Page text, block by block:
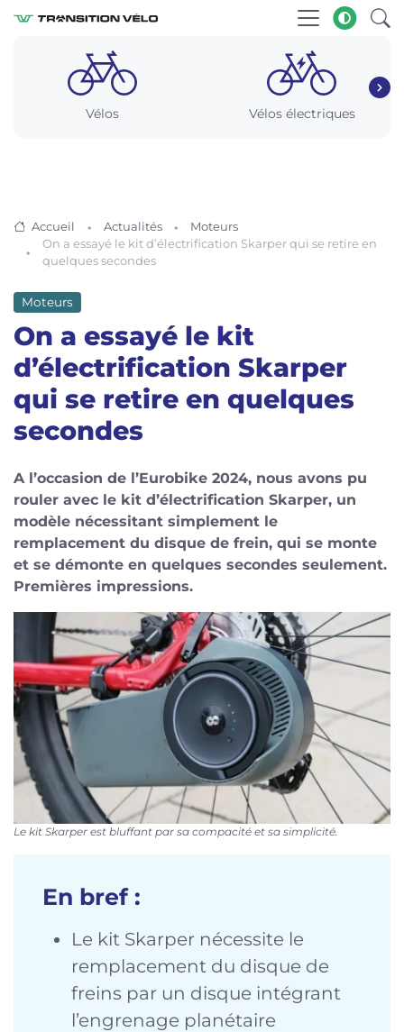
Vélos Vélos électriques
Accueil Actualités
Moteurs
On a essayé le kit d’électrification Skarper qui se retire en
quelques secondes
Moteurs
On a essayé le kit
d’électrification Skarper
qui se retire en quelques
secondes
A l’occasion de l’Eurobike 2024, nous avons pu
rouler avec le kit d’électrification Skarper, un
modèle nécessitant simplement le
remplacement du disque de frein, qui se monte
et se démonte en quelques secondes seulement.
Premières impressions.
Le kit Skarper est bluffant par sa compacité et sa simplicité.
En bref :
Le kit Skarper nécessite le
remplacement du disque de
freins par un disque intégrant
l’engrenage planétaire